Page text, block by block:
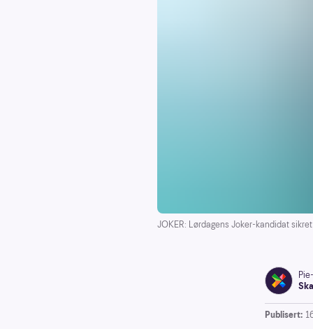
JOKER: Lørdagens Joker-kandidat
Publisert: